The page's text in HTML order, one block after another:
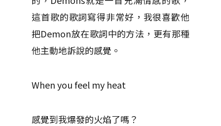
這首歌的歌詞寫得非常好，我很喜歡他
把Demon放在歌詞中的方法，更有那種
他主動地訴說的感覺。
When you feel my heat
感覺到我爆發的火焰了嗎？